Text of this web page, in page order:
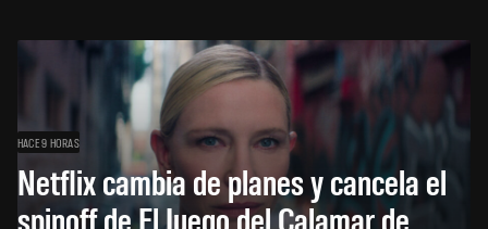
HACE 9 HORAS
Netflix cambia de planes y cancela el
spinoff de El Juego del Calamar de